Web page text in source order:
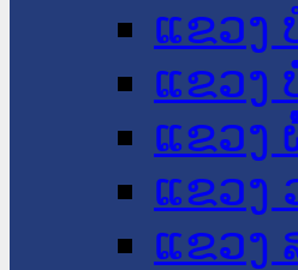
ແຂວງ
ແຂວງ
ແຂວງ
ແຂວງ
ແຂວງ